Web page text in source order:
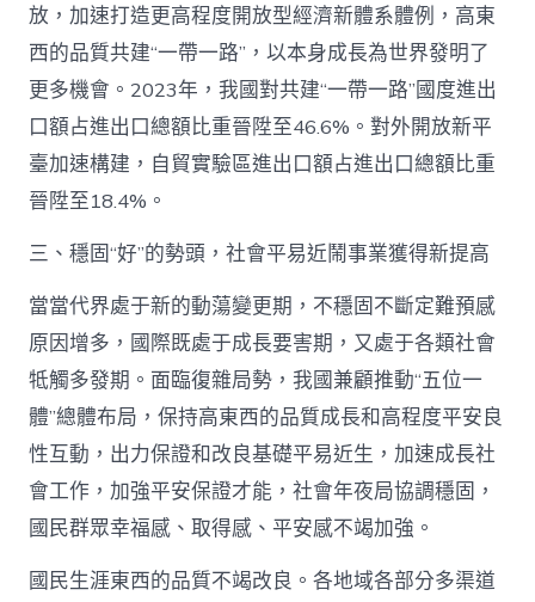
放，加速打造更高程度開放型經濟新體系體例，高東
西的品質共建“一帶一路”，以本身成長為世界發明了
更多機會。2023年，我國對共建“一帶一路”國度進出
口額占進出口總額比重晉陞至46.6%。對外開放新平
臺加速構建，自貿實驗區進出口額占進出口總額比重
晉陞至18.4%。
三、穩固“好”的勢頭，社會平易近鬧事業獲得新提高
當當代界處于新的動蕩變更期，不穩固不斷定難預感
原因增多，國際既處于成長要害期，又處于各類社會
牴觸多發期。面臨復雜局勢，我國兼顧推動“五位一
體”總體布局，保持高東西的品質成長和高程度平安良
性互動，出力保證和改良基礎平易近生，加速成長社
會工作，加強平安保證才能，社會年夜局協調穩固，
國民群眾幸福感、取得感、平安感不竭加強。
國民生涯東西的品質不竭改良。各地域各部分多渠道